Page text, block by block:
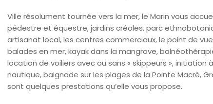
Ville résolument tournée vers la mer, le Marin vous
pédestre et équestre, jardins créoles, parc
artisanat local, les centres commerciaux, le point de
balades en mer, kayak dans la mangrove,
location de voiliers avec ou sans « skippeurs »,
nautique, baignade sur les plages de la Pointe Macré,
sont quelques prestations qu’elle vous propose.